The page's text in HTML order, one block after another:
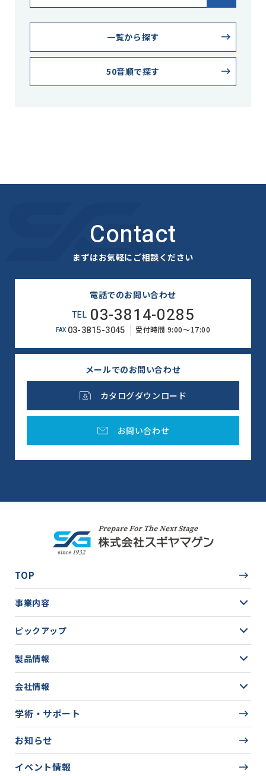
一覧から探す
50音順で探す
Contact
まずはお気軽にご相談ください
電話でのお問い合わせ
TEL 03-3814-0285
FAX 03-3815-3045 受付時間 9:00～17:00
メールでのお問い合わせ
カタログダウンロード
お問い合わせ
TOP
事業内容
ピックアップ
製品情報
会社情報
学術・サポート
お知らせ
イベント情報